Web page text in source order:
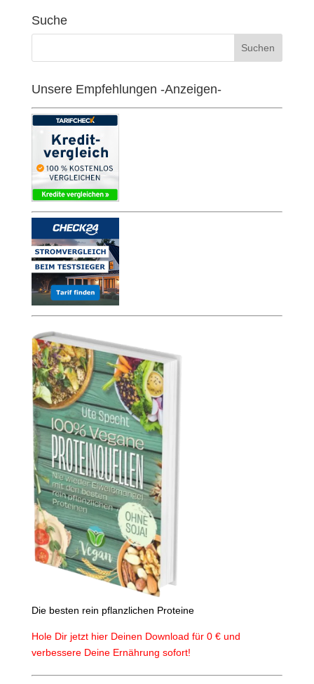
Suche
Unsere Empfehlungen -Anzeigen-
Die besten rein pflanzlichen Proteine
Hole Dir jetzt hier Deinen Download für 0 € und
verbessere Deine Ernährung sofort!